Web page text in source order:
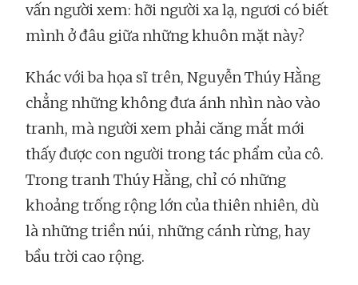
vấn người xem: hỡi người xa lạ, ngươi có biết
mình ở đâu giữa những khuôn mặt này?
Khác với ba họa sĩ trên, Nguyễn Thúy Hằng
chẳng những không đưa ánh nhìn nào vào
tranh, mà người xem phải căng mắt mới
thấy được con người trong tác phẩm của cô.
Trong tranh Thúy Hằng, chỉ có những
khoảng trống rộng lớn của thiên nhiên, dù
là những triền núi, những cánh rừng, hay
bầu trời cao rộng.